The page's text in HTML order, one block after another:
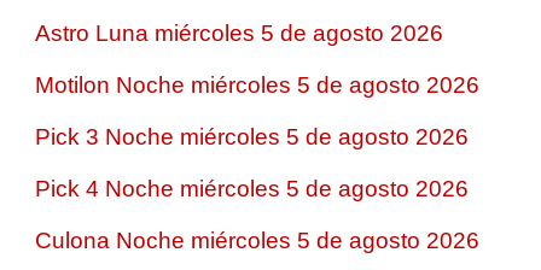
Astro Luna miércoles 5 de agosto 2026
Motilon Noche miércoles 5 de agosto 2026
Pick 3 Noche miércoles 5 de agosto 2026
Pick 4 Noche miércoles 5 de agosto 2026
Culona Noche miércoles 5 de agosto 2026